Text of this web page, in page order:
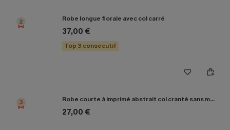
2 Robe longue florale avec col carré
37,00 €
Top 3 consécutif
3 Robe courte à imprimé abstrait col cranté sans manches
27,00 €